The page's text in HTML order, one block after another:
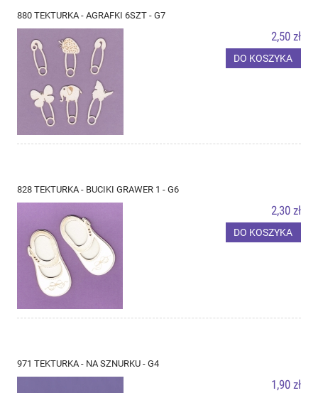
880 TEKTURKA - AGRAFKI 6SZT - G7
2,50 zł
DO KOSZYKA
828 TEKTURKA - BUCIKI GRAWER 1 - G6
2,30 zł
DO KOSZYKA
971 TEKTURKA - NA SZNURKU - G4
1,90 zł